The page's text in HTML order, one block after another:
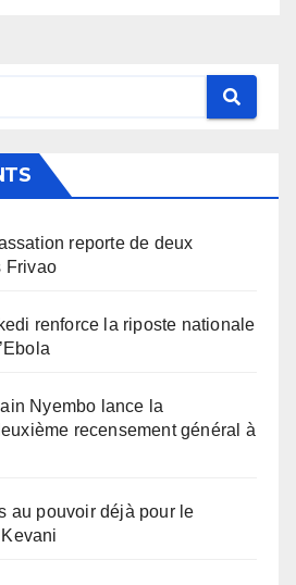
reporte de deux
Frivao
renforce la riposte nationale
Nyembo lance la
recensement général à
au pouvoir déjà pour le